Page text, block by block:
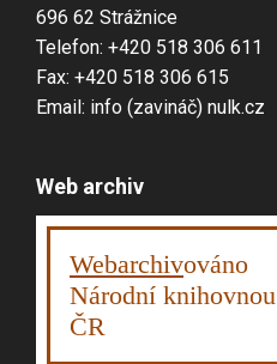
696 62 Strážnice
Telefon: +420 518 306 611
Fax: +420 518 306 615
Email: info (zavináč) nulk.cz
Web archiv
Webarchivováno
Národní knihovnou
ČR